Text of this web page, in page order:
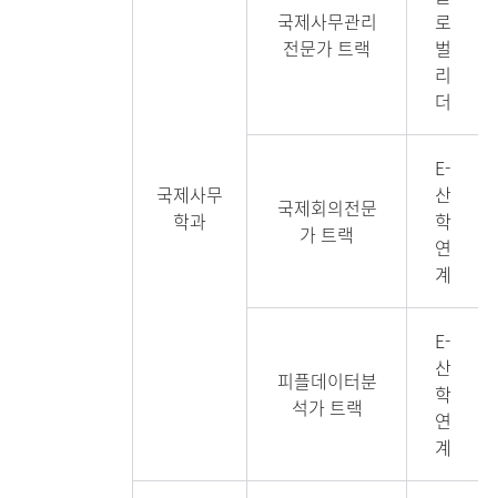
국제사무
학과
국제사무관리
전문가 트랙
로
벌
리
더
국제회의전문
가 트랙
E-
산
학
연
계
피플데이터분
석가 트랙
E-
산
학
연
계